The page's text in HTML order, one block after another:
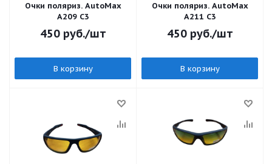
Очки поляриз. AutoMax
A209 C3
450руб./шт
В корзину
Очки поляриз. AutoMax
A211 C3
450руб./шт
В корзину